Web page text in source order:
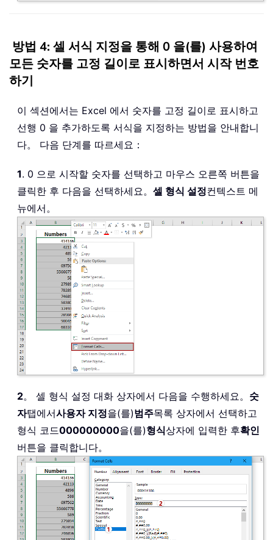
방법 4: 셀 서식 지정을 통해 0 을(를) 사용하여
모든 숫자를 고정 길이로 표시하면서 시작 번호
하기
이 섹션에서는 Excel 에서 숫자를 고정 길이로 표시하고
선행 0 을 추가하도록 서식을 지정하는 방법을 안내합니
다。 다음 단계를 따르세요：
1. 0 으로 시작할 숫자를 선택하고 마우스 오른쪽 버튼을
클릭한 후 다음을 선택하세요。 셀 형식 설정컨텍스트 메
뉴에서。
2。 셀 형식 설정 대화 상자에서 다음을 수행하세요。 숫
자탭에서사용자 지정을(를)범주목록 상자에서 선택하고
형식 코드000000000을(를)형식상자에 입력한 후확인
버튼을 클릭합니다。